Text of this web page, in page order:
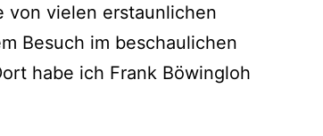
von vielen erstaunlichen
Besuch im beschaulichen
habe ich Frank Böwingloh